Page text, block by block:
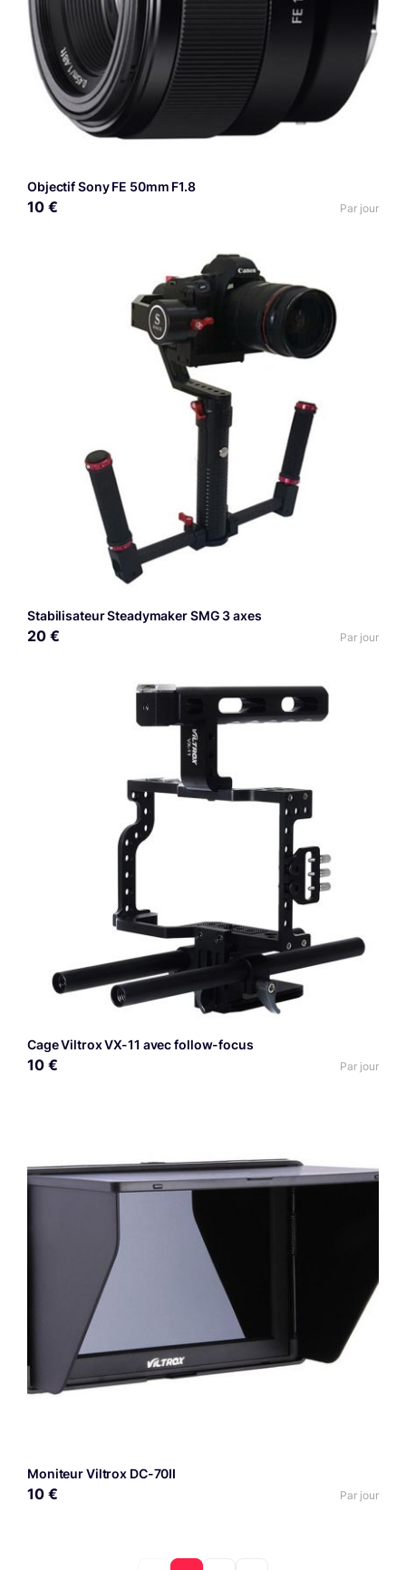
Objectif Sony FE 50mm F1.8
10 € Par jour
Stabilisateur Steadymaker SMG 3 axes
20 € Par jour
Cage Viltrox VX-11 avec follow-focus
10 € Par jour
Moniteur Viltrox DC-70II
10 € Par jour